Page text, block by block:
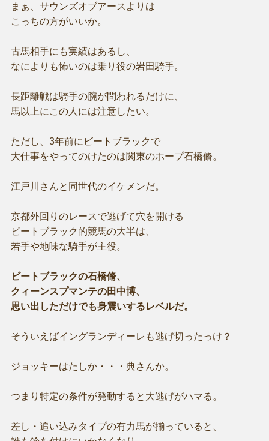
まぁ、サウンズオブアースよりは
こっちの方がいいか。
古馬相手にも実績はあるし、
なによりも怖いのは乗り役の岩田騎手。
長距離戦は騎手の腕が問われるだけに、
馬以上にこの人には注意したい。
ただし、3年前にビートブラックで
大仕事をやってのけたのは関東のホープ石橋脩。
江戸川さんと同世代のイケメンだ。
京都外回りのレースで逃げて穴を開ける
ビートブラック的競馬の大半は、
若手や地味な騎手が主役。
ビートブラックの石橋脩、
クィーンスプマンテの田中博、
思い出しただけでも身震いするレベルだ。
そういえばイングランディーレも逃げ切ったっけ？
ジョッキーはたしか・・・典さんか。
つまり特定の条件が発動すると大逃げがハマる。
差し・追い込みタイプの有力馬が揃っていると、